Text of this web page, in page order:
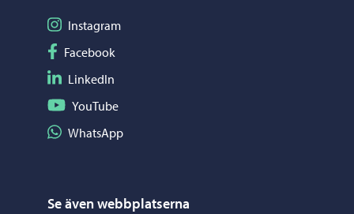
Följ på Instagram
Instagram
Följ på Facebook
Facebook
Följ på LinkedIn
LinkedIn
Följ på YouTube
YouTube
Dela på WhatsApp
WhatsApp
Se även webbplatserna